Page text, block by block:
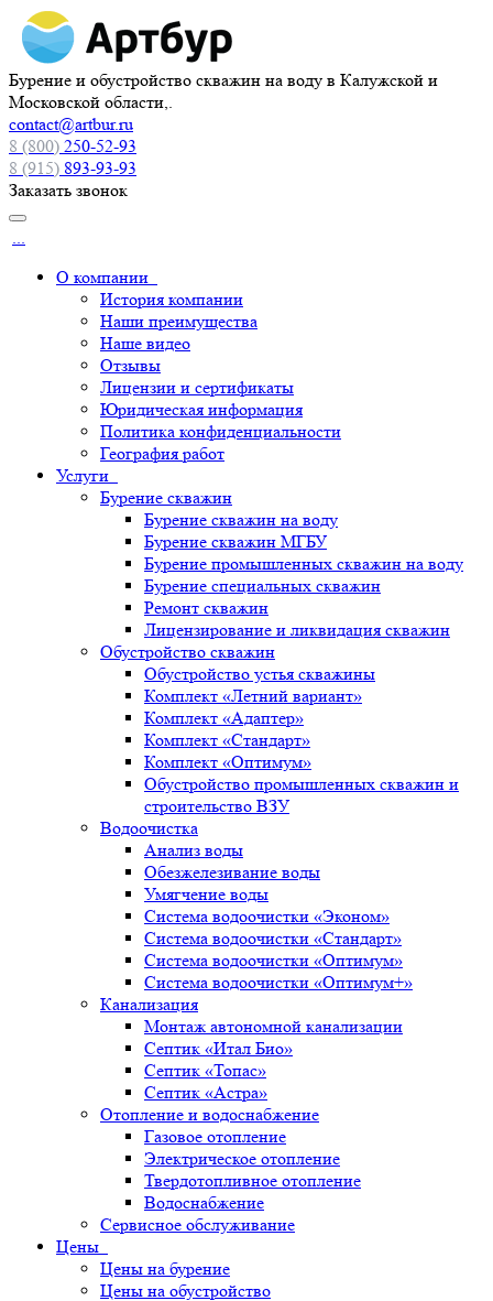
Бурение и обустройство скважин на воду в Калужской и
Московской области,.
contact@artbur.ru
8 (800) 250-52-93
8 (915) 893-93-93
Заказать звонок
...
О компании
История компании
Наши преимущества
Наше видео
Отзывы
Лицензии и сертификаты
Юридическая информация
Политика конфиденциальности
География работ
Услуги
Бурение скважин
Бурение скважин на воду
Бурение скважин МГБУ
Бурение промышленных скважин на воду
Бурение специальных скважин
Ремонт скважин
Лицензирование и ликвидация скважин
Обустройство скважин
Обустройство устья скважины
Комплект «Летний вариант»
Комплект «Адаптер»
Комплект «Стандарт»
Комплект «Оптимум»
Обустройство промышленных скважин и
строительство ВЗУ
Водоочистка
Анализ воды
Обезжелезивание воды
Умягчение воды
Система водоочистки «Эконом»
Система водоочистки «Стандарт»
Система водоочистки «Оптимум»
Система водоочистки «Оптимум+»
Канализация
Монтаж автономной канализации
Септик «Итал Био»
Септик «Топас»
Септик «Астра»
Отопление и водоснабжение
Газовое отопление
Электрическое отопление
Твердотопливное отопление
Водоснабжение
Сервисное обслуживание
Цены
Цены на бурение
Цены на обустройство